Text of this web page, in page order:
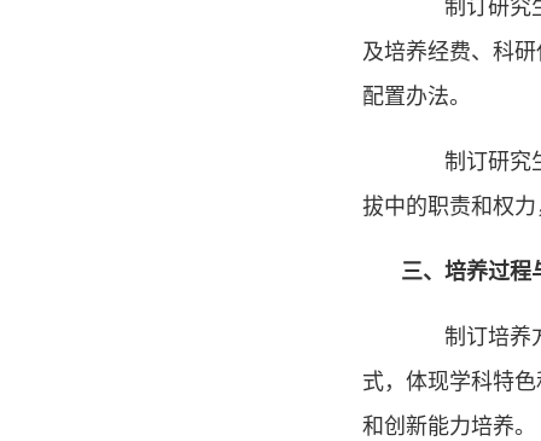
制订研究生
及培养经费、科
配置办法。
制订研究生
拔中的职责和权
三、培养过程
制订培养方
式，体现学科特
和创新能力培养。